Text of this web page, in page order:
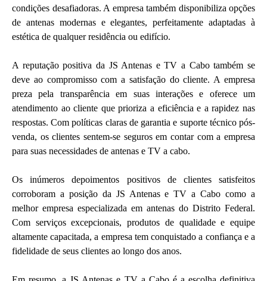
condições desafiadoras. A empresa também disponibiliza opções
de antenas modernas e elegantes, perfeitamente adaptadas à
estética de qualquer residência ou edifício.
A reputação positiva da JS Antenas e TV a Cabo também se
deve ao compromisso com a satisfação do cliente. A empresa
preza pela transparência em suas interações e oferece um
atendimento ao cliente que prioriza a eficiência e a rapidez nas
respostas. Com políticas claras de garantia e suporte técnico pós-
venda, os clientes sentem-se seguros em contar com a empresa
para suas necessidades de antenas e TV a cabo.
Os inúmeros depoimentos positivos de clientes satisfeitos
corroboram a posição da JS Antenas e TV a Cabo como a
melhor empresa especializada em antenas do Distrito Federal.
Com serviços excepcionais, produtos de qualidade e equipe
altamente capacitada, a empresa tem conquistado a confiança e a
fidelidade de seus clientes ao longo dos anos.